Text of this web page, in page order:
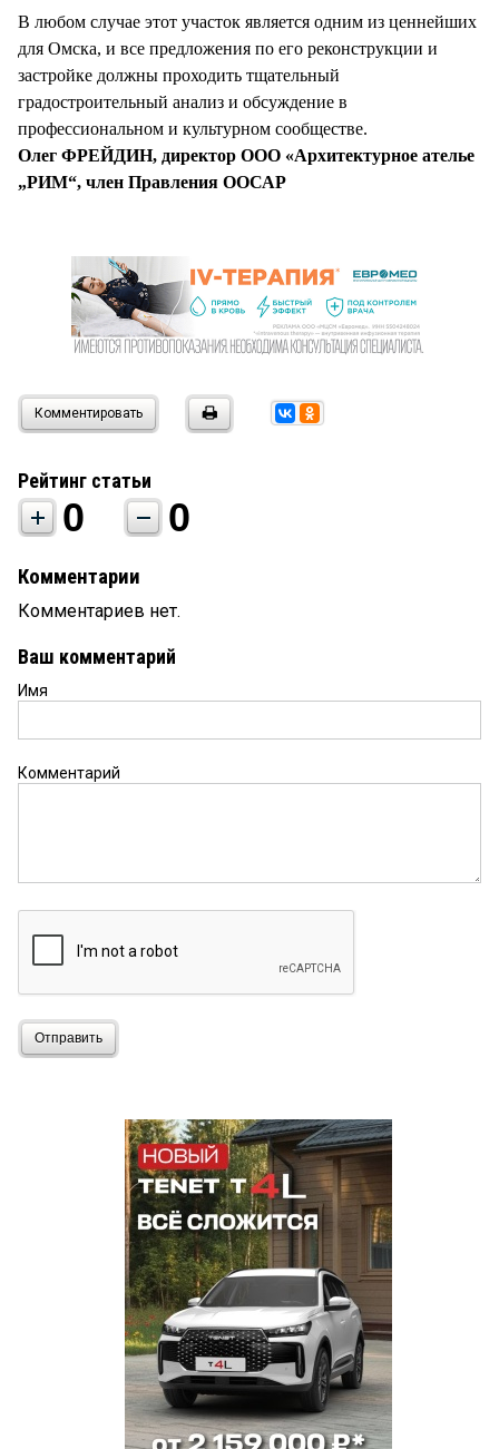
В любом случае этот участок является одним из ценнейших
для Омска, и все предложения по его реконструкции и
застройке должны проходить тщательный
градостроительный анализ и обсуждение в
профессиональном и культурном сообществе.
Олег ФРЕЙДИН, директор ООО «Архитектурное ателье
„РИМ“, член Правления ООСАР
Комментировать
Рейтинг статьи
0 0
Комментарии
Комментариев нет.
Ваш комментарий
Имя
Комментарий
Отправить